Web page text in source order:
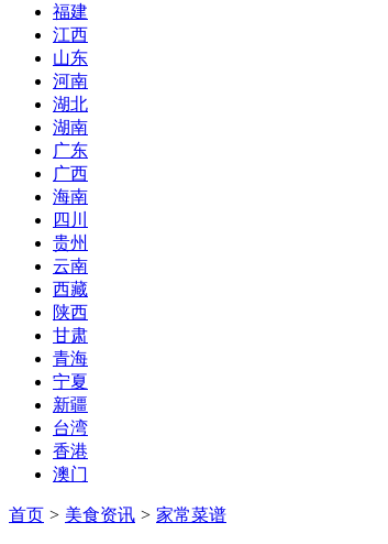
福建
江西
山东
河南
湖北
湖南
广东
广西
海南
四川
贵州
云南
西藏
陕西
甘肃
青海
宁夏
新疆
台湾
香港
澳门
首页 > 美食资讯 > 家常菜谱